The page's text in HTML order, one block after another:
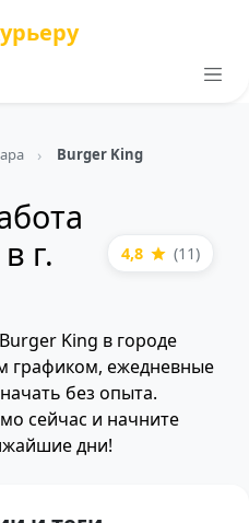
Burger King
в г.
4,8 (11)
King в городе
графиком, ежедневные
без опыта.
сейчас и начните
дни!